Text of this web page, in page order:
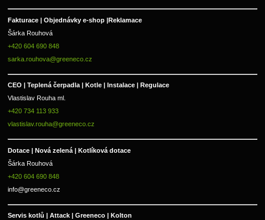
Fakturace | Objednávky e-shop |Reklamace
Šárka Rouhová
+420 604 690 848
sarka.rouhova@greeneco.cz
CEO | Teplená čerpadla | Kotle | Instalace | Regulace
Vlastislav Rouha ml.
+420 734 113 933
vlastislav.rouha@greeneco.cz
Dotace | Nová zelená | Kotlíková dotace
Šárka Rouhová
+420 604 690 848
info@greeneco.cz
Servis kotlů | Attack | Greeneco | Kolton